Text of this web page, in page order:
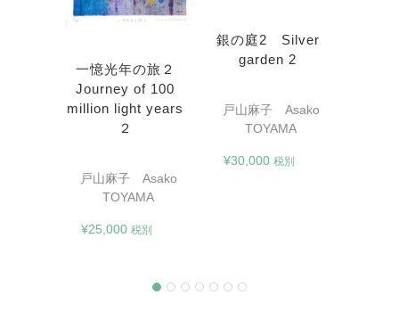
一憶光年の旅２
Journey of 100
million light years
２
戸山麻子 Asako
TOYAMA
¥25,000 税別
銀の庭2 Silver
garden 2
戸山麻子 Asako
TOYAMA
¥30,000 税別